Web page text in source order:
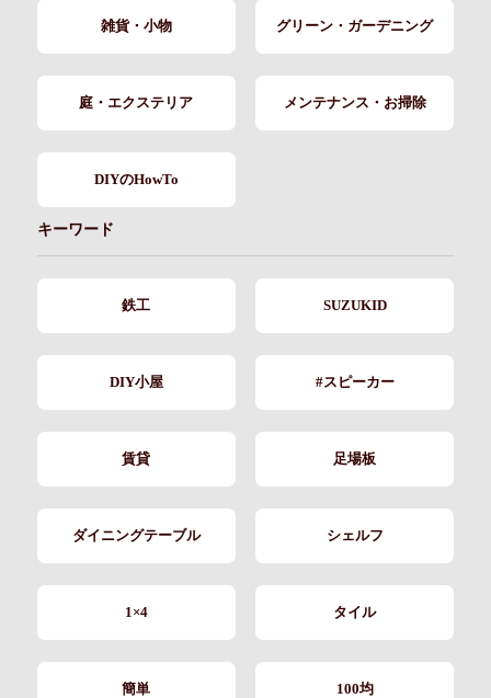
雑貨・小物 グリーン・ガーデニング
庭・エクステリア メンテナンス・お掃除
DIYのHowTo
キーワード
鉄工 SUZUKID
DIY小屋 #スピーカー
賃貸 足場板
ダイニングテーブル シェルフ
1×4 タイル
簡単 100均